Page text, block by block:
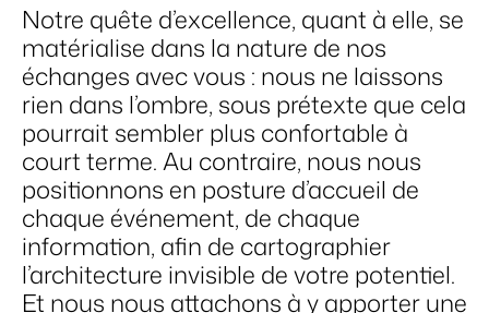
Notre quête d’excellence, quant à elle, se
matérialise dans la nature de nos
échanges avec vous : nous ne laissons
rien dans l’ombre, sous prétexte que cela
pourrait sembler plus confortable à
court terme. Au contraire, nous nous
positionnons en posture d’accueil de
chaque événement, de chaque
information, afin de cartographier
l’architecture invisible de votre potentiel.
Et nous nous attachons à y apporter une